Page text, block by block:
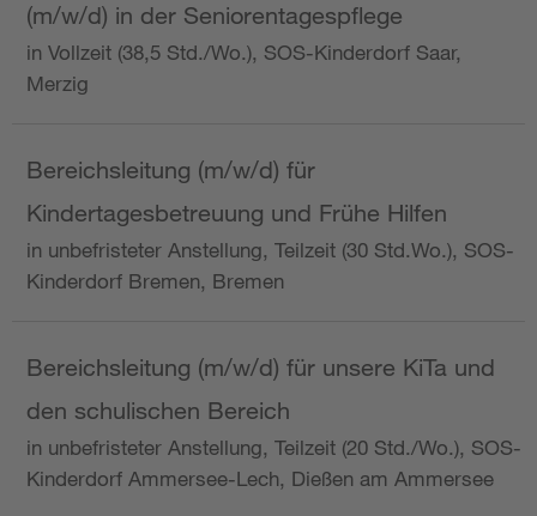
(m/w/d) in der Seniorentagespflege
in Vollzeit (38,5 Std./Wo.), SOS-Kinderdorf Saar,
Merzig
Bereichsleitung (m/w/d) für
Kindertagesbetreuung und Frühe Hilfen
in unbefristeter Anstellung, Teilzeit (30 Std.Wo.), SOS-
Kinderdorf Bremen, Bremen
Bereichsleitung (m/w/d) für unsere KiTa und
den schulischen Bereich
in unbefristeter Anstellung, Teilzeit (20 Std./Wo.), SOS-
Kinderdorf Ammersee-Lech, Dießen am Ammersee